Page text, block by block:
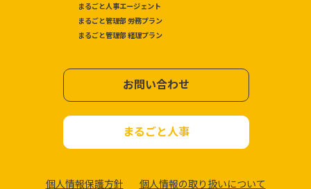
まるごと人事エージェント
まるごと管理部 労務プラン
まるごと管理部 経理プラン
お問い合わせ
まるごと人事
個人情報保護方針 個人情報の取り扱いについて